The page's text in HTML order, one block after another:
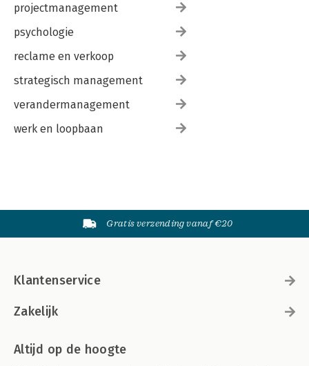
projectmanagement
psychologie
reclame en verkoop
strategisch management
verandermanagement
werk en loopbaan
Gratis verzending vanaf €20
Klantenservice
Zakelijk
Altijd op de hoogte